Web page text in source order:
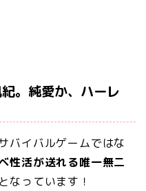
。純愛か、ハーレ
バイバルゲームではな
性活が送れる唯一無二
となっています！